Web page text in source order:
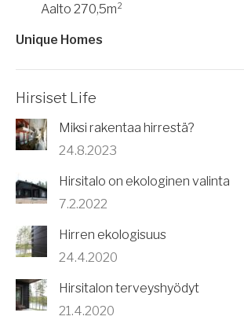
Aalto 270,5m²
Unique Homes
Hirsiset Life
Miksi rakentaa hirrestä?
24.8.2023
Hirsitalo on ekologinen valinta
7.2.2022
Hirren ekologisuus
24.4.2020
Hirsitalon terveyshyödyt
21.4.2020